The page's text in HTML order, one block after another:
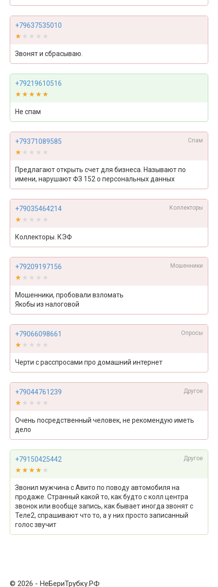
+79637535010
★★★★★
★★★★★
Звонят и сбрасываю.
+79219610516
★★★★★
★★★★★
Не спам
+79371089585 Спам
★★★★★
★★★★★
Предлагают открыть счет для бизнеса. Называют по
имени, нарушают ФЗ 152 о персональных данных
+79035464214 Коллекторы
★★★★★
★★★★★
Коллекторы. КЭФ
+79209197156 Мошенники
★★★★★
★★★★★
Мошенники, пробовали взломать
Якобы из налоговой
+79066098661 Опросы
★★★★★
★★★★★
Черти с расспросами про домашний интернет
+79044761239 Другое
★★★★★
★★★★★
Очень посредственный человек, не рекомендую иметь
дело
+79150425442 Другое
★★★★★
★★★★★
Звонил мужчина с Авито по поводу автомобиля на
продаже. Странный какой то, как будто с колл центра
звонок или вообще запись, как бывает иногда звонят с
Теле2, спрашивают что то, а у них просто записанный
голос звучит
© 2026 - НеБериТрубку.РФ